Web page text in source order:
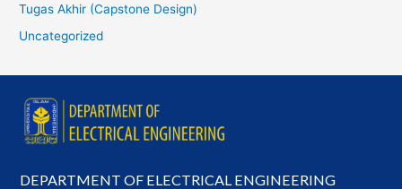
Tugas Akhir (Capstone Design)
Uncategorized
DEPARTMENT OF ELECTRICAL ENGINEERING